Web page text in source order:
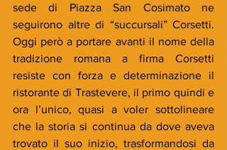
sede di Piazza San Cosimato ne
seguirono altre di “succursali” Corsetti.
Oggi però a portare avanti il nome della
tradizione romana a firma Corsetti
resiste con forza e determinazione il
ristorante di Trastevere, il primo quindi e
ora l’unico, quasi a voler sottolineare
che la storia si continua da dove aveva
trovato il suo inizio, trasformandosi da